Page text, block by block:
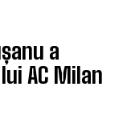
a
AC Milan